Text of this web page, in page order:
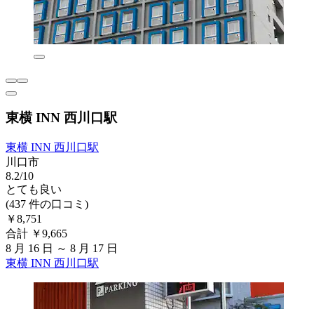
東横 INN 西川口駅
東横 INN 西川口駅
川口市
8.2/10
とても良い
(437 件の口コミ)
￥8,751
合計 ￥9,665
8 月 16 日 ～ 8 月 17 日
東横 INN 西川口駅